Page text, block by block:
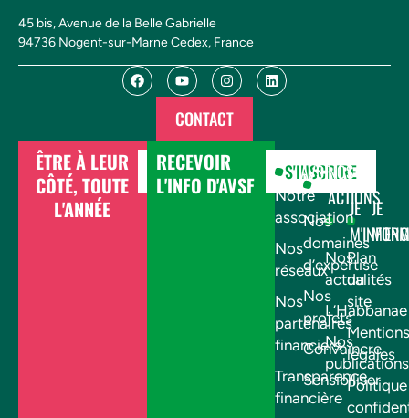
45 bis, Avenue de la Belle Gabrielle
94736 Nogent-sur-Marne Cedex, France
CONTACT
ÊTRE À LEUR
CÔTÉ, TOUTE
L'ANNÉE
DONNER
RECEVOIR
L'INFO D'AVSF
S'INSCRIRE
AVSF
Notre
association
Nos
réseaux
Nos
partenaires
financiers
Transparence
financière
NOS
ACTIONS
Nos
domaines
d’expertise
Nos
projets
Convaincre
Sensibiliser
JE
Nos
actualités
L’Habbanae
Nos
publications
JE
Plan
du
site
Mentions
légales